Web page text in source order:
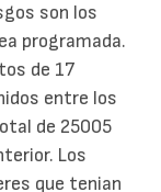
son los
programada.
de 17
entre los
de 25005
Los
que tenian